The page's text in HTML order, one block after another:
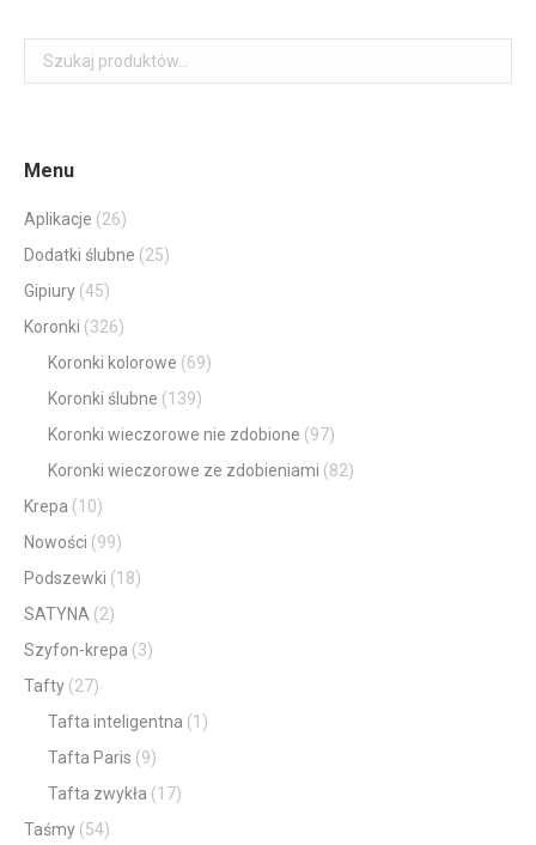
Menu
Aplikacje (26)
Dodatki ślubne (25)
Gipiury (45)
Koronki (326)
Koronki kolorowe (69)
Koronki ślubne (139)
Koronki wieczorowe nie zdobione (97)
Koronki wieczorowe ze zdobieniami (82)
Krepa (10)
Nowości (99)
Podszewki (18)
SATYNA (2)
Szyfon-krepa (3)
Tafty (27)
Tafta inteligentna (1)
Tafta Paris (9)
Tafta zwykła (17)
Taśmy (54)